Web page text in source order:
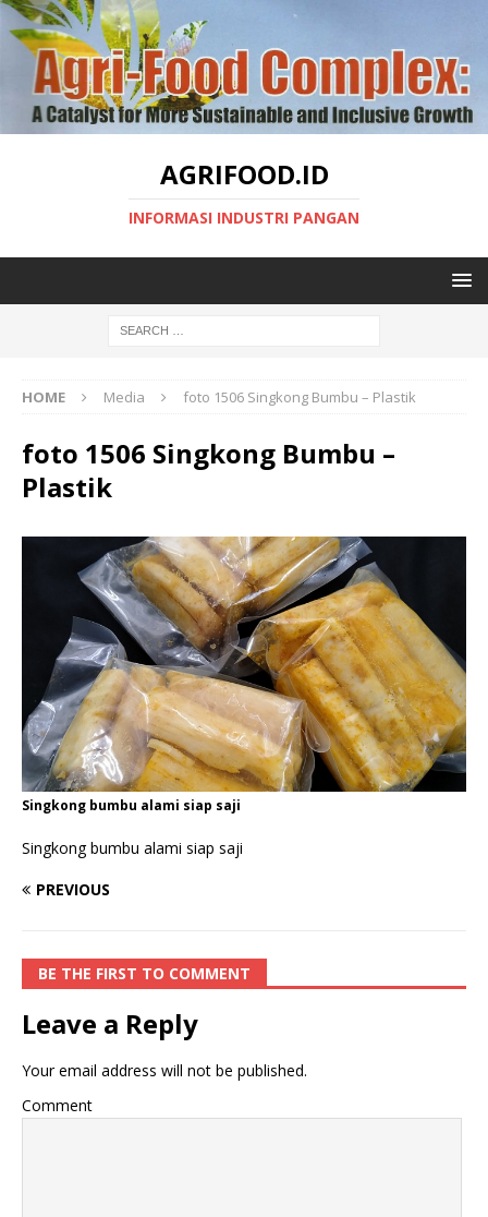
AGRIFOOD.ID
INFORMASI INDUSTRI PANGAN
HOME Media foto 1506 Singkong Bumbu – Plastik
foto 1506 Singkong Bumbu –
Plastik
Singkong bumbu alami siap saji
Singkong bumbu alami siap saji
PREVIOUS
BE THE FIRST TO COMMENT
Leave a Reply
Your email address will not be published.
Comment